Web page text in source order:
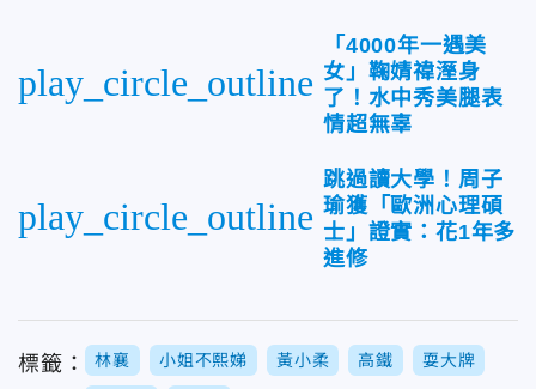
play_circle_outline
「4000年一遇美
女」鞠婧禕溼身
了！水中秀美腿表
情超無辜
play_circle_outline
跳過讀大學！周子
瑜獲「歐洲心理碩
士」證實：花1年多
進修
標籤： 林襄 小姐不熙娣 黃小柔 高鐵 耍大牌